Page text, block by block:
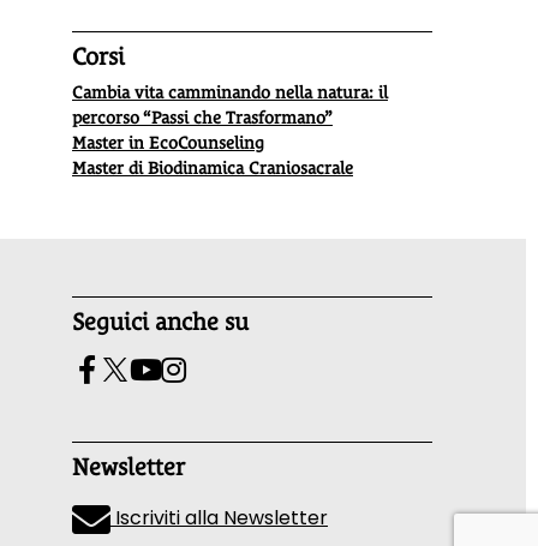
Corsi
Cambia vita camminando nella natura: il
percorso “Passi che Trasformano”
Master in EcoCounseling
Master di Biodinamica Craniosacrale
Seguici anche su
Newsletter
Iscriviti alla Newsletter